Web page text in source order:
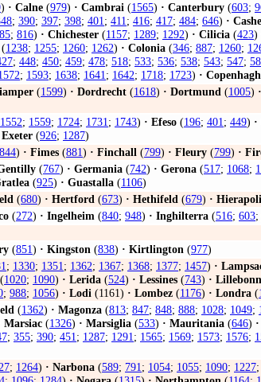
) · Calne (979) · Cambrai (1565) · Canterbury (603;
; 390; 397; 398; 401; 411; 416; 417; 484; 646) ·
; 816) · Chichester (1157; 1289; 1292) · Cilicia (423)
(1238; 1255; 1260; 1262) · Colonia (346; 887; 1260;
; 448; 450; 459; 478; 518; 533; 536; 538; 543; 547;
; 1593; 1638; 1641; 1642; 1718; 1723) ·
(1599) · Dordrecht (1618) · Dortmund (1005) ·
1552; 1559; 1724; 1731; 1743) · Efeso (196; 401; 449) ·
Exeter (926; 1287)
) · Fimes (881) · Finchall (799) · Fleury (799) ·
(767) · Germania (742) · Gerona (517; 1068;
(925) · Guastalla (1106)
(680) · Hertford (673) · Hethifeld (679) ·
(272) · Ingelheim (840; 948) · Inghilterra (516; 603;
(851) · Kingston (838) · Kirtlington (977)
; 1330; 1351; 1362; 1367; 1368; 1377; 1457) ·
(1020; 1090) · Lerida (524) · Lessines (743) ·
; 988; 1056) · Lodi (1161) · Lombez (1176) · Londra (
(1362) · Magonza (813; 847; 848; 888; 1028; 1049;
Marsiac (1326) · Marsiglia (533) · Mauritania (646) ·
; 355; 390; 451; 1287; 1291; 1565; 1569; 1573; 1576;
; 1264) · Narbona (589; 791; 1054; 1055; 1090; 1227;